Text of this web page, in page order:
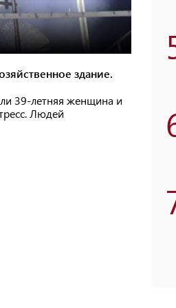
здание.
39-летняя женщина и
Людей